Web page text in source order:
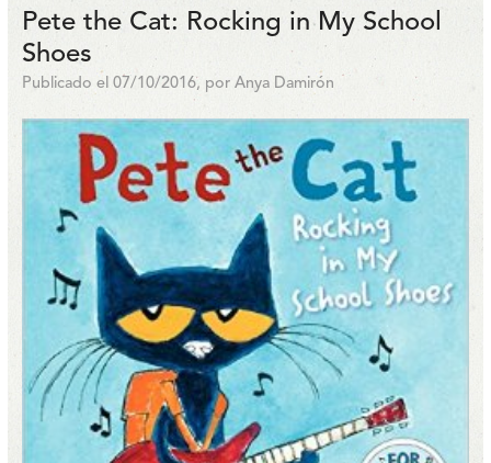
Pete the Cat: Rocking in My School
Shoes
Publicado el 07/10/2016, por Anya Damirón